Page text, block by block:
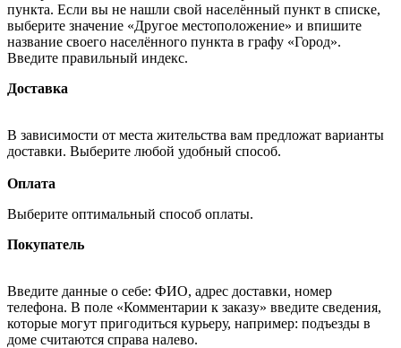
пункта. Если вы не нашли свой населённый пункт в списке,
выберите значение «Другое местоположение» и впишите
название своего населённого пункта в графу «Город».
Введите правильный индекс.
Доставка
В зависимости от места жительства вам предложат варианты
доставки. Выберите любой удобный способ.
Оплата
Выберите оптимальный способ оплаты.
Покупатель
Введите данные о себе: ФИО, адрес доставки, номер
телефона. В поле «Комментарии к заказу» введите сведения,
которые могут пригодиться курьеру, например: подъезды в
доме считаются справа налево.